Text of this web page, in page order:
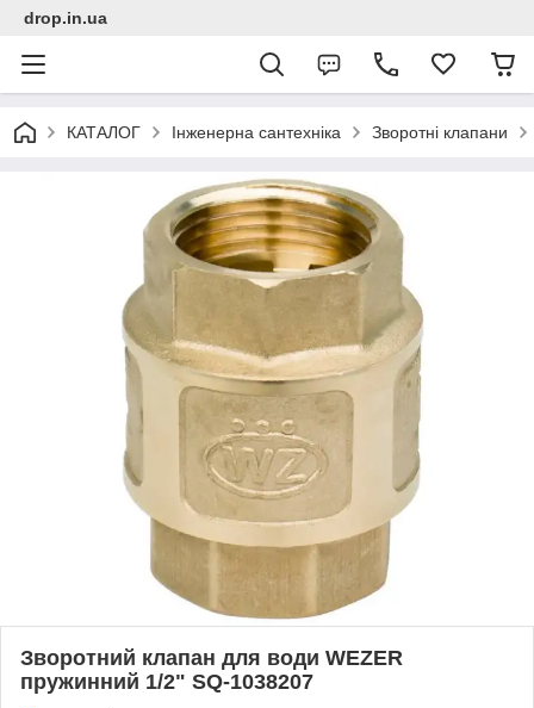
drop.in.ua
КАТАЛОГ Інженерна сантехніка Зворотні клапани
Зворотний клапан для води WEZER
пружинний 1/2" SQ-1038207